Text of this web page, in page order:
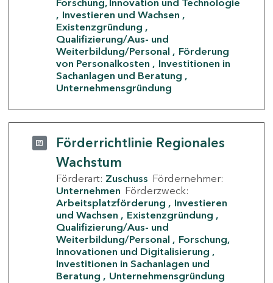
Forschung, Innovation und Technologie
Investieren und Wachsen
Existenzgründung
Qualifizierung/Aus- und
Weiterbildung/Personal
Förderung
von Personalkosten
Investitionen in
Sachanlagen und Beratung
Unternehmensgründung
Förderrichtlinie Regionales
Wachstum
Förderart: Zuschuss Fördernehmer:
Unternehmen Förderzweck:
Arbeitsplatzförderung
Investieren
und Wachsen
Existenzgründung
Qualifizierung/Aus- und
Weiterbildung/Personal
Forschung,
Innovationen und Digitalisierung
Investitionen in Sachanlagen und
Beratung
Unternehmensgründung